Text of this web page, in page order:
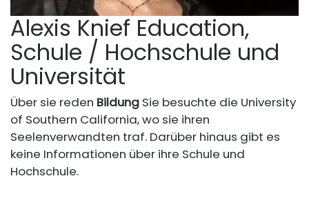
Alexis Knief Education,
Schule / Hochschule und
Universität
Über sie reden Bildung Sie besuchte die University
of Southern California, wo sie ihren
Seelenverwandten traf. Darüber hinaus gibt es
keine Informationen über ihre Schule und
Hochschule.